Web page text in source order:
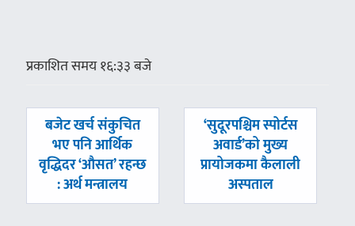
प्रकाशित समय १६:३३ बजे
पछिल्लाे
बजेट खर्च संकुचित
भए पनि आर्थिक
वृद्धिदर ‘औसत’ रहन्छ
: अर्थ मन्त्रालय
अघिल्लाे
‘सुदूरपश्चिम स्पोर्टस
अवार्ड’को मुख्य
प्रायोजकमा कैलाली
अस्पताल